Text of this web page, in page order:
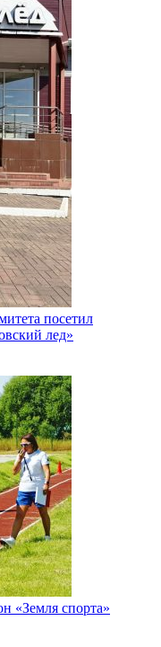
посетил
лед»
«Земля спорта»